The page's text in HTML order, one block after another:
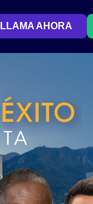
LLAMA AHORA